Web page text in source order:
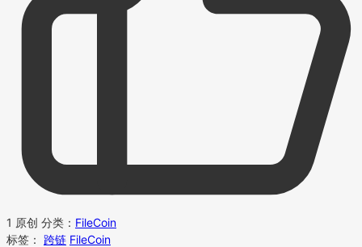
1 原创 分类： FileCoin
标签： 跨链 FileCoin